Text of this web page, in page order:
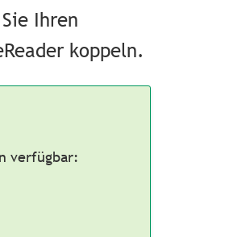
Ihren
koppeln.
verfügbar: